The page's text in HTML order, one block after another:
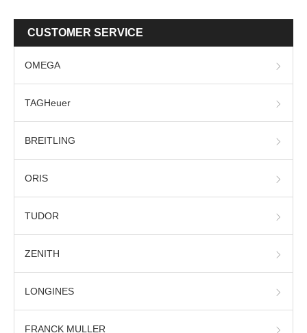
CUSTOMER SERVICE
OMEGA
TAGHeuer
BREITLING
ORIS
TUDOR
ZENITH
LONGINES
FRANCK MULLER